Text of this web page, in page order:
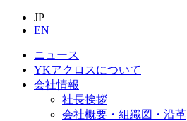
JP
EN
ニュース
YKアクロスについて
会社情報
社長挨拶
会社概要・組織図・沿革